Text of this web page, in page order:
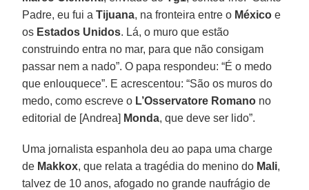
Padre, eu fui aTijuana, na fronteira entre o México e
os Estados Unidos. Lá, o muro que estão
construindo entra no mar, para que não consigam
passar nem a nado”. O papa respondeu: “É o medo
que enlouquece”. E acrescentou: “São os muros do
medo, como escreve o L’Osservatore Romano no
editorial de [Andrea] Monda, que deve ser lido”.
Uma jornalista espanhola deu ao papa uma charge
de Makkox, que relata a tragédia do menino do Mali,
talvez de 10 anos, afogado no grande naufrágio de